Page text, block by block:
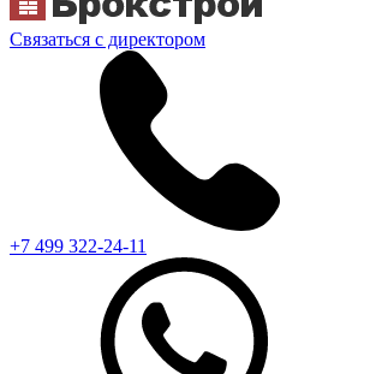
Связаться с директором
+7 499 322-24-11